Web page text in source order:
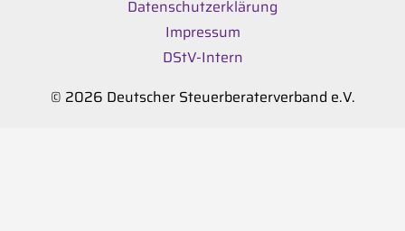
Datenschutzerklärung
Impressum
DStV-Intern
© 2026 Deutscher Steuerberaterverband e.V.